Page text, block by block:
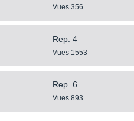
Vues 356
Rep. 4
Vues 1553
Rep. 6
Vues 893